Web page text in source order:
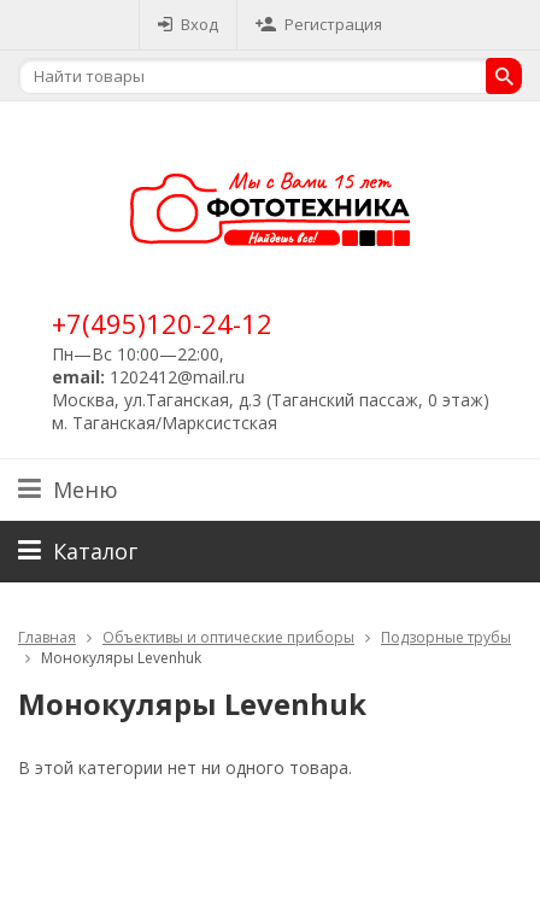
Вход Регистрация
+7(495)120-24-12
Пн—Вс 10:00—22:00,
email: 1202412@mail.ru
Москва, ул.Таганская, д.3 (Таганский пассаж, 0 этаж)
м. Таганская/Марксистская
Меню
Каталог
Главная Объективы и оптические приборы
Подзорные трубы
Монокуляры Levenhuk
Монокуляры Levenhuk
В этой категории нет ни одного товара.